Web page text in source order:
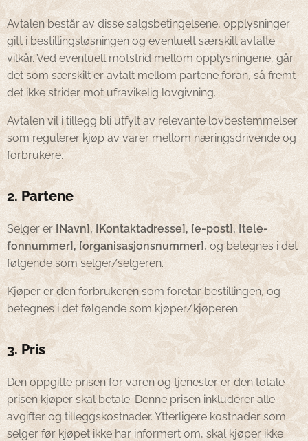
Avtalen består av disse salgsbetingelsene, opplysninger
gitt i bestillingsløsningen og eventuelt særskilt avtalte
vilkår. Ved eventuell motstrid mellom opplysningene, går
det som særskilt er avtalt mellom partene foran, så fremt
det ikke strider mot ufravikelig lovgivning.
Avtalen vil i tillegg bli utfylt av relevante lovbestemmelser
som regulerer kjøp av varer mellom næringsdrivende og
forbrukere.
2. Partene
Selger er[Navn], [Kontaktadresse], [e-post], [tele-
fonnummer], [organisasjonsnummer], og betegnes i det
følgende som selger/selgeren.
Kjøper er den forbrukeren som foretar bestillingen, og
betegnes i det følgende som kjøper/kjøperen.
3. Pris
Den oppgitte prisen for varen og tjenester er den totale
prisen kjøper skal betale. Denne prisen inkluderer alle
avgifter og tilleggskostnader. Ytterligere kostnader som
selger før kjøpet ikke har informert om, skal kjøper ikke